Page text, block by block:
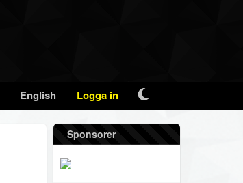
English Logga in
Sponsorer